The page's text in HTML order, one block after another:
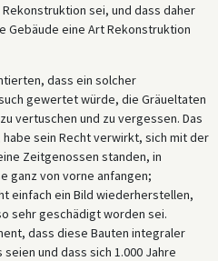
sei, und dass daher
Gebäude eine Art Rekonstruktion
dass ein solcher
gewertet würde, die Gräueltaten
vertuschen und zu vergessen. Das
sein Recht verwirkt, sich mit der
Zeitgenossen standen, in
ganz von vorne anfangen;
einfach ein Bild wiederherstellen,
sehr geschädigt worden sei.
dass diese Bauten integraler
und dass sich 1.000 Jahre